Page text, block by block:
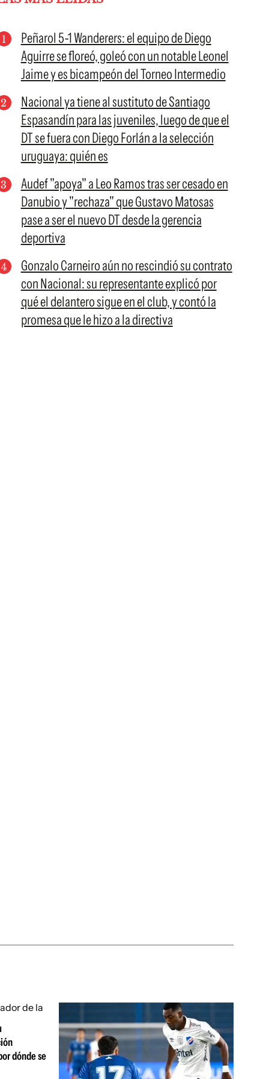
Peñarol 5-1 Wanderers: el equipo de Diego
Aguirre se floreó, goleó con un notable Leonel
Jaime y es bicampeón del Torneo Intermedio
Nacional ya tiene al sustituto de Santiago
Espasandín para las juveniles, luego de que el
DT se fuera con Diego Forlán a la selección
uruguaya: quién es
Audef "apoya" a Leo Ramos tras ser cesado en
Danubio y "rechaza" que Gustavo Matosas
pase a ser el nuevo DT desde la gerencia
deportiva
Gonzalo Carneiro aún no rescindió su contrato
con Nacional: su representante explicó por
qué el delantero sigue en el club, y contó la
promesa que le hizo a la directiva
dónde se